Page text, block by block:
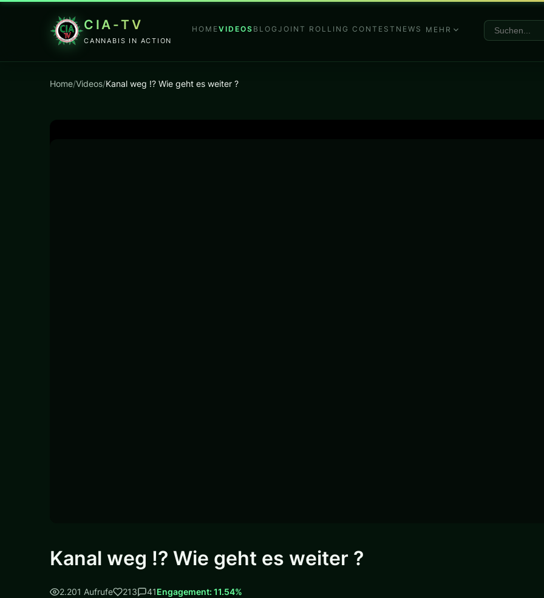
CIA-TV
CANNABIS IN ACTION
HOMEVIDEOS BLOGJOINT ROLLING CONTEST NEWS MEHR
Home/Videos/Kanal weg !? Wie geht es weiter ?
Kanal weg !? Wie geht es weiter ?
2.201 Aufrufe 213 41Engagement: 11.54%